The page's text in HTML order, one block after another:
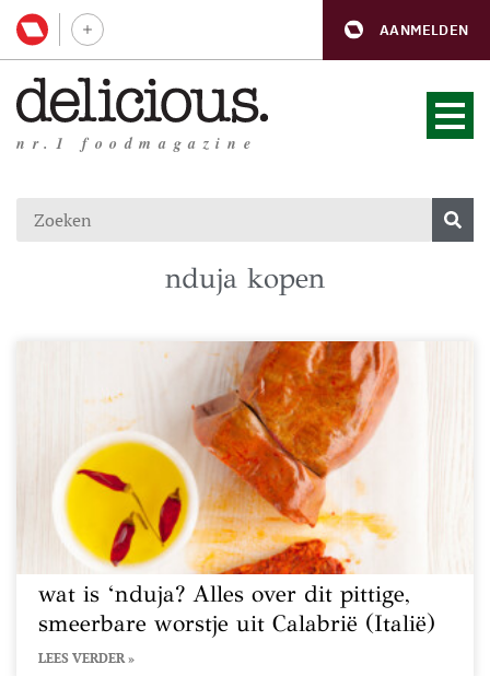
AANMELDEN
nr.1 foodmagazine
nduja kopen
wat is ‘nduja? Alles over dit pittige,
smeerbare worstje uit Calabrië (Italië)
LEES VERDER »